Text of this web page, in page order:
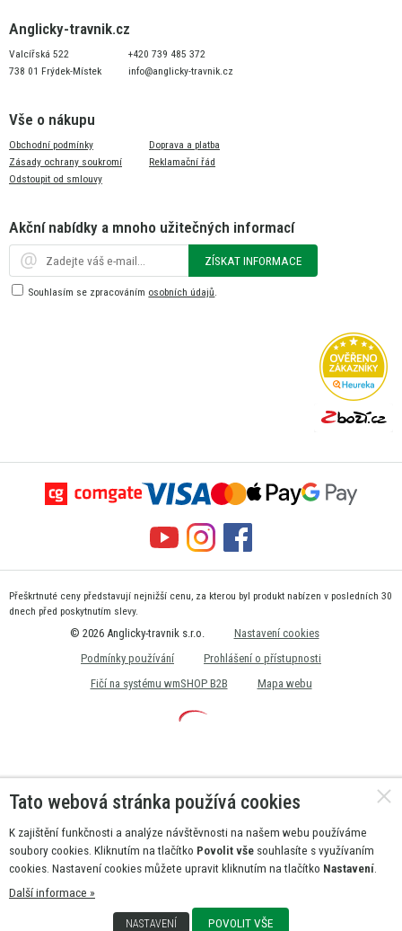
Anglicky-travnik.cz
Valcířská 522
738 01 Frýdek-Místek
+420 739 485 372
info@anglicky-travnik.cz
Vše o nákupu
Obchodní podmínky
Zásady ochrany soukromí
Odstoupit od smlouvy
Doprava a platba
Reklamační řád
Akční nabídky a mnoho užitečných informací
ZÍSKAT INFORMACE
Souhlasím se zpracováním osobních údajů.
Přeškrtnuté ceny představují nejnižší cenu, za kterou byl produkt nabízen v posledních 30
dnech před poskytnutím slevy.
© 2026 Anglicky-travnik s.r.o.
Nastavení cookies
Podmínky používání
Prohlášení o přístupnosti
Fičí na systému wmSHOP B2B
Mapa webu
Tato webová stránka používá cookies
K zajištění funkčnosti a analýze návštěvnosti na našem webu používáme
soubory cookies. Kliknutím na tlačítko Povolit vše souhlasíte s využívaním
cookies. Nastavení cookies můžete upravit kliknutím na tlačítko Nastavení
Další informace »
NASTAVENÍ POVOLIT VŠE